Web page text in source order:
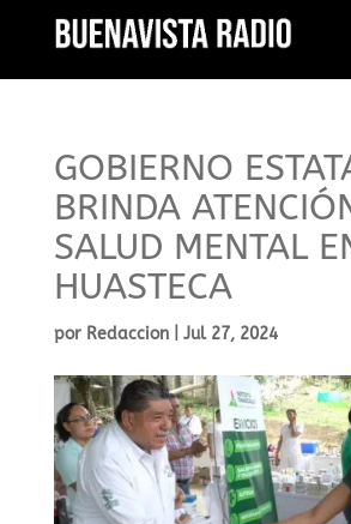
GOBIERNO
BRINDA
SALUD MENTAL
HUASTECA
por Redaccion| Jul 27, 2024